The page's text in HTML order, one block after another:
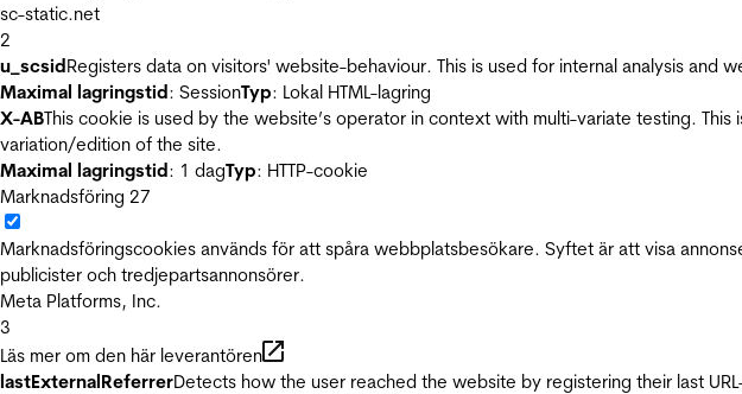
sc-static.net
2
u_scsidRegisters data on visitors' website-behaviour. This is used for internal analysis and
Maximal lagringstid: SessionTyp: Lokal HTML-lagring
X-ABThis cookie is used by the website’s operator in context with multi-variate testing.
variation/edition of the site.
Maximal lagringstid: 1 dagTyp: HTTP-cookie
Marknadsföring 27
Marknadsföringscookies används för att spåra webbplatsbesökare. Syftet är att visa
publicister och tredjepartsannonsörer.
Meta Platforms, Inc.
3
Läs mer om den här leverantören
lastExternalReferrerDetects how the user reached the website by registering their last